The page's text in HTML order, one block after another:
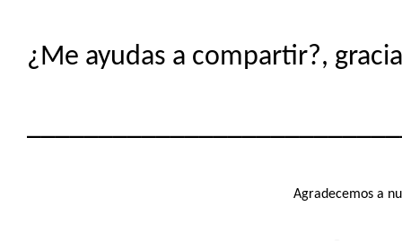
¿Me ayudas a compartir?,
Agradecemos a